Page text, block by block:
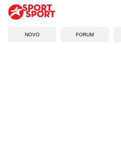
NOVO FORUM